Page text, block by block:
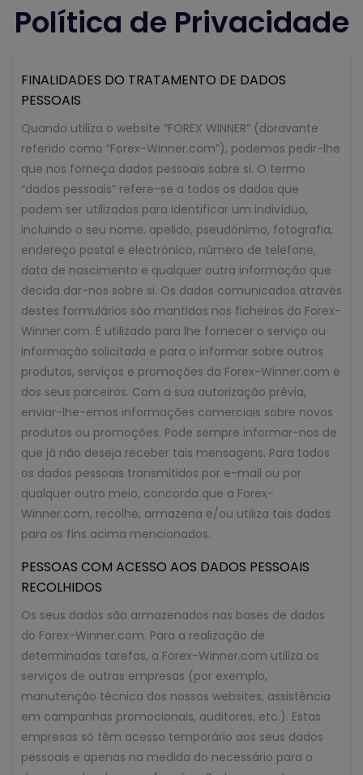
Política de Privacidade
FINALIDADES DO TRATAMENTO DE DADOS
PESSOAIS
Quando utiliza o website “FOREX WINNER” (doravante
referido como “Forex-Winner.com”), podemos pedir-lhe
que nos forneça dados pessoais sobre si. O termo
“dados pessoais” refere-se a todos os dados que
podem ser utilizados para identificar um indivíduo,
incluindo o seu nome, apelido, pseudónimo, fotografia,
endereço postal e electrónico, número de telefone,
data de nascimento e qualquer outra informação que
decida dar-nos sobre si. Os dados comunicados através
destes formulários são mantidos nos ficheiros do Forex-
Winner.com. É utilizado para lhe fornecer o serviço ou
informação solicitada e para o informar sobre outros
produtos, serviços e promoções da Forex-Winner.com e
dos seus parceiros. Com a sua autorização prévia,
enviar-lhe-emos informações comerciais sobre novos
produtos ou promoções. Pode sempre informar-nos de
que já não deseja receber tais mensagens. Para todos
os dados pessoais transmitidos por e-mail ou por
qualquer outro meio, concorda que a Forex-
Winner.com, recolhe, armazena e/ou utiliza tais dados
para os fins acima mencionados.
PESSOAS COM ACESSO AOS DADOS PESSOAIS
RECOLHIDOS
Os seus dados são armazenados nas bases de dados
do Forex-Winner.com. Para a realização de
determinadas tarefas, a Forex-Winner.com utiliza os
serviços de outras empresas (por exemplo,
manutenção técnica dos nossos websites, assistência
em campanhas promocionais, auditores, etc.). Estas
empresas só têm acesso temporário aos seus dados
pessoais e apenas na medida do necessário para o